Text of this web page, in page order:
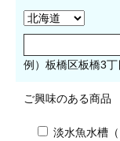
例）板橋区板橋3丁
ご興味のある商品
淡水魚水槽